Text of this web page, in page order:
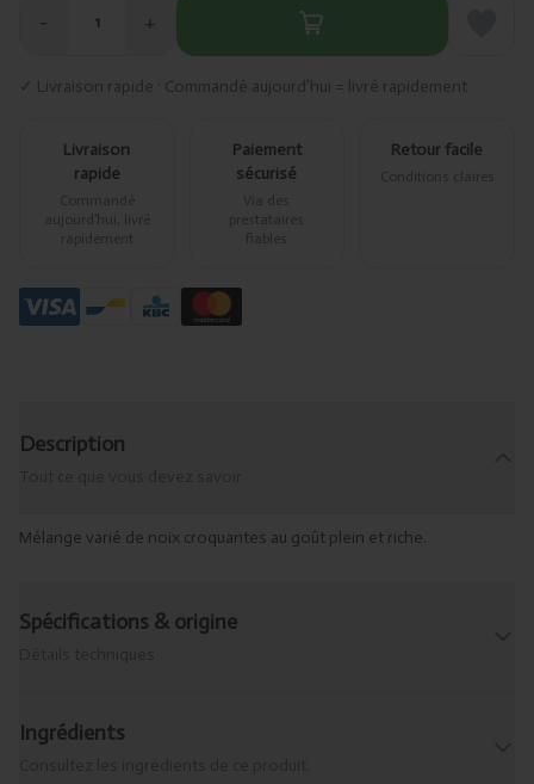
− 1 +
✓ Livraison rapide · Commandé aujourd’hui = livré rapidement
Livraison
rapide
Commandé
aujourd’hui, livré
rapidement
Paiement
sécurisé
Via des
prestataires
fiables
Retour facile
Conditions claires
Description
Mélange varié de noix croquantes au goût plein et riche.
Spécifications & origine
Ingrédients